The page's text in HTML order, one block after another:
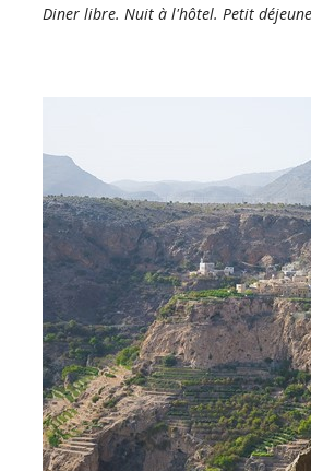
Diner libre. Nuit à l'hôtel. Petit